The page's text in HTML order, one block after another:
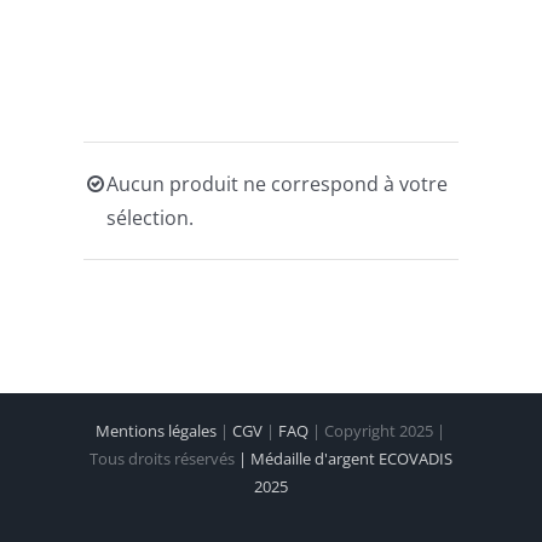
Aucun produit ne correspond à votre
sélection.
Mentions légales |CGV | FAQ | Copyright 2025 |
Tous droits réservés | Médaille d'argent ECOVADIS
2025